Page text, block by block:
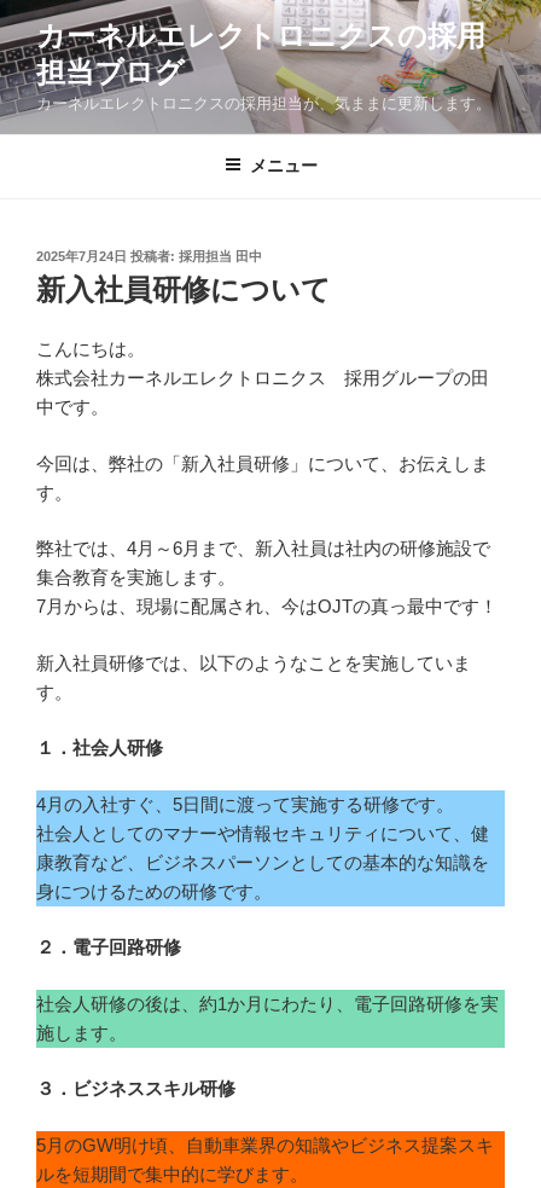
コ
ン
テ
ン
カーネルエレクトロニクスの採用
担当ブログ
カーネルエレクトロニクスの採用担当が、気ままに更新します。
メニュー
投
稿
日:
2025年7月24日 投稿者: 採用担当 田中
新入社員研修について
こんにちは。
株式会社カーネルエレクトロニクス 採用グループの田
中です。
今回は、弊社の「新入社員研修」について、お伝えしま
す。
弊社では、4月～6月まで、新入社員は社内の研修施設で
集合教育を実施します。
7月からは、現場に配属され、今はOJTの真っ最中です！
新入社員研修では、以下のようなことを実施していま
す。
１．社会人研修
4月の入社すぐ、5日間に渡って実施する研修です。
社会人としてのマナーや情報セキュリティについて、健
康教育など、ビジネスパーソンとしての基本的な知識を
身につけるための研修です。
２．電子回路研修
社会人研修の後は、約1か月にわたり、電子回路研修を実
施します。
３．ビジネススキル研修
5月のGW明け頃、自動車業界の知識やビジネス提案スキ
ルを短期間で集中的に学びます。